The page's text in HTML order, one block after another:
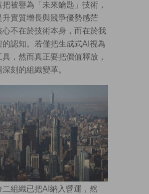
被譽為「未來鑰匙」技術，
升實質增長與競爭優勢感茫
心不在於技術本身，而在於我
的認知。若僅把生成式AI視為
，然而真正要把價值釋放，
刻的組織變革。
二組織已把AI納入營運，然